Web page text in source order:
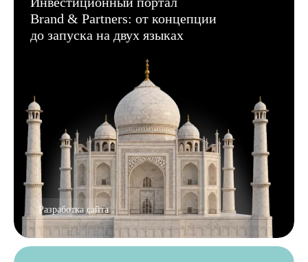
Brand & Partners: от концепции
до запуска на двух языках
Разработка сайта